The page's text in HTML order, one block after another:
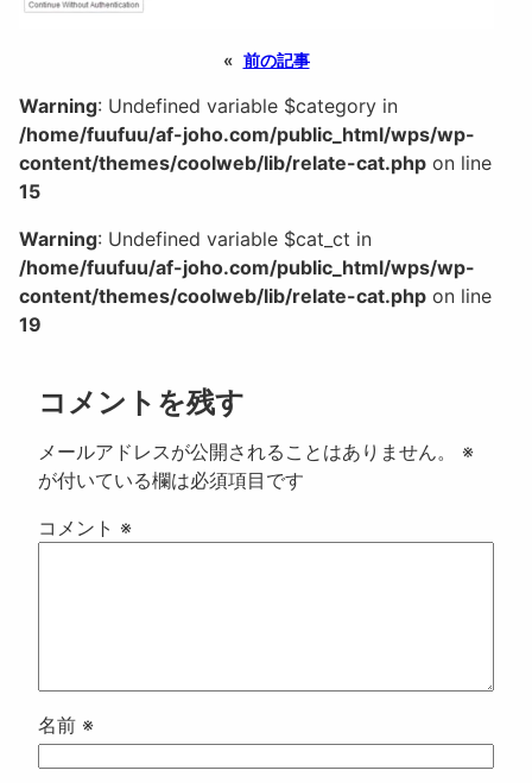
« 前の記事
Warning: Undefined variable $category in
/home/fuufuu/af-joho.com/public_html/wps/wp-
content/themes/coolweb/lib/relate-cat.php on line
15
Warning: Undefined variable $cat_ct in
/home/fuufuu/af-joho.com/public_html/wps/wp-
content/themes/coolweb/lib/relate-cat.php on line
19
コメントを残す
メールアドレスが公開されることはありません。
※
が付いている欄は必須項目です
コメント ※
名前 ※